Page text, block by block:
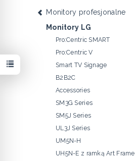
Monitory profesjonalne
Monitory LG
Pro:Centric SMART
Pro:Centric V
Smart TV Signage
B2B2C
Accessories
SM3G Series
SM5J Series
UL3J Series
UM5N-H
UH5N-E z ramką Art Frame